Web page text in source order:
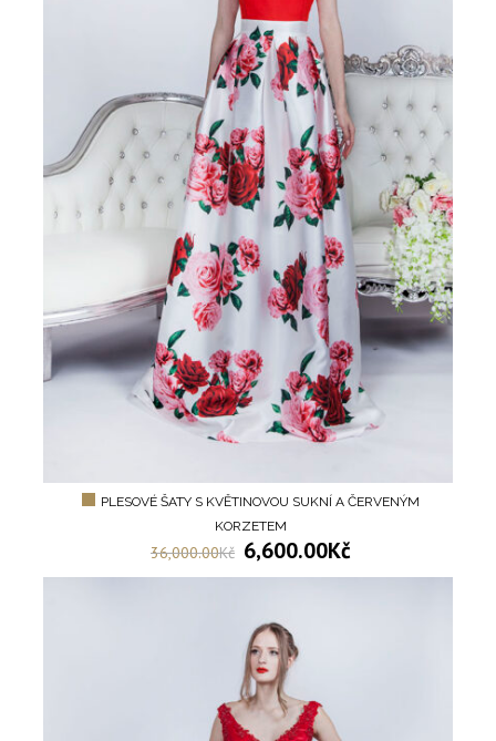
PLESOVÉ ŠATY S KVĚTINOVOU SUKNÍ A ČERVENÝM
KORZETEM
36,000.00Kč 6,600.00Kč